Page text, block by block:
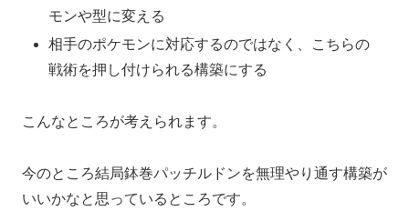
モンや型に変える
相手のポケモンに対応するのではなく、こちらの
戦術を押し付けられる構築にする
こんなところが考えられます。
今のところ結局鉢巻パッチルドンを無理やり通す構築が
いいかなと思っているところです。